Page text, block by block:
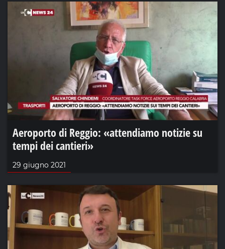
Aeroporto di Reggio: «attendiamo notizie su
tempi dei cantieri»
29 giugno 2021